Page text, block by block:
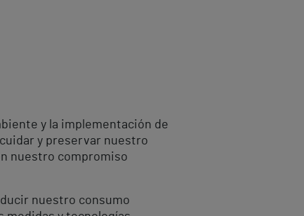
y la implementación de
y preservar nuestro
nuestro compromiso
nuestro consumo